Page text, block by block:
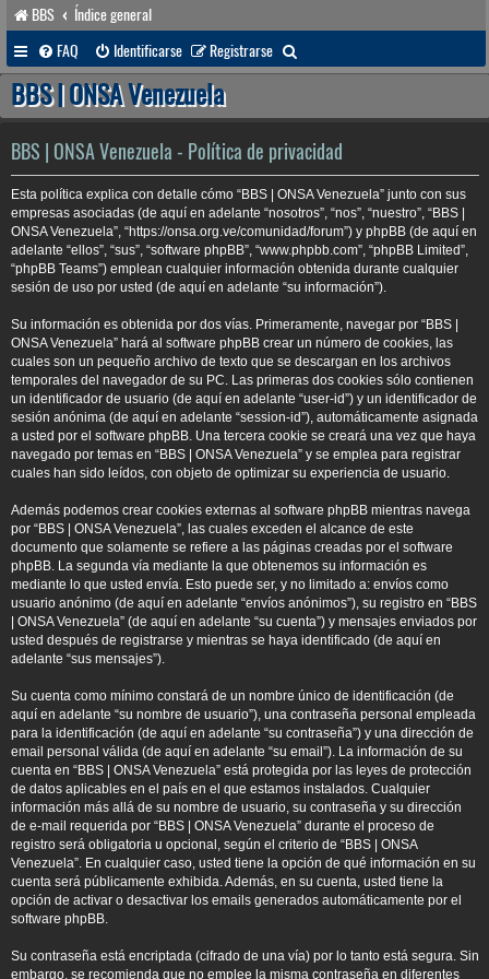
BBS
Índice general
FAQ
Identificarse Registrarse
u
a
r
BBS | ONSA Venezuela
BBS | ONSA Venezuela - Política de privacidad
Esta política explica con detalle cómo “BBS | ONSA Venezuela” junto con sus
empresas asociadas (de aquí en adelante “nosotros”, “nos”, “nuestro”, “BBS |
ONSA Venezuela”, “https://onsa.org.ve/comunidad/forum”) y phpBB (de aquí en
adelante “ellos”, “sus”, “software phpBB”, “www.phpbb.com”, “phpBB Limited”,
“phpBB Teams”) emplean cualquier información obtenida durante cualquier
sesión de uso por usted (de aquí en adelante “su información”).
Su información es obtenida por dos vías. Primeramente, navegar por “BBS |
ONSA Venezuela” hará al software phpBB crear un número de cookies, las
cuales son un pequeño archivo de texto que se descargan en los archivos
temporales del navegador de su PC. Las primeras dos cookies sólo contienen
un identificador de usuario (de aquí en adelante “user-id”) y un identificador de
sesión anónima (de aquí en adelante “session-id”), automáticamente asignada
a usted por el software phpBB. Una tercera cookie se creará una vez que haya
navegado por temas en “BBS | ONSA Venezuela” y se emplea para registrar
cuales han sido leídos, con objeto de optimizar su experiencia de usuario.
Además podemos crear cookies externas al software phpBB mientras navega
por “BBS | ONSA Venezuela”, las cuales exceden el alcance de este
documento que solamente se refiere a las páginas creadas por el software
phpBB. La segunda vía mediante la que obtenemos su información es
mediante lo que usted envía. Esto puede ser, y no limitado a: envíos como
usuario anónimo (de aquí en adelante “envíos anónimos”), su registro en “BBS
| ONSA Venezuela” (de aquí en adelante “su cuenta”) y mensajes enviados por
usted después de registrarse y mientras se haya identificado (de aquí en
adelante “sus mensajes”).
Su cuenta como mínimo constará de un nombre único de identificación (de
aquí en adelante “su nombre de usuario”), una contraseña personal empleada
para la identificación (de aquí en adelante “su contraseña”) y una dirección de
email personal válida (de aquí en adelante “su email”). La información de su
cuenta en “BBS | ONSA Venezuela” está protegida por las leyes de protección
de datos aplicables en el país en el que estamos instalados. Cualquier
información más allá de su nombre de usuario, su contraseña y su dirección
de e-mail requerida por “BBS | ONSA Venezuela” durante el proceso de
registro será obligatoria u opcional, según el criterio de “BBS | ONSA
Venezuela”. En cualquier caso, usted tiene la opción de qué información en su
cuenta será públicamente exhibida. Además, en su cuenta, usted tiene la
opción de activar o desactivar los emails generados automáticamente por el
software phpBB.
Su contraseña está encriptada (cifrado de una vía) por lo tanto está segura. Sin
embargo, se recomienda que no emplee la misma contraseña en diferentes